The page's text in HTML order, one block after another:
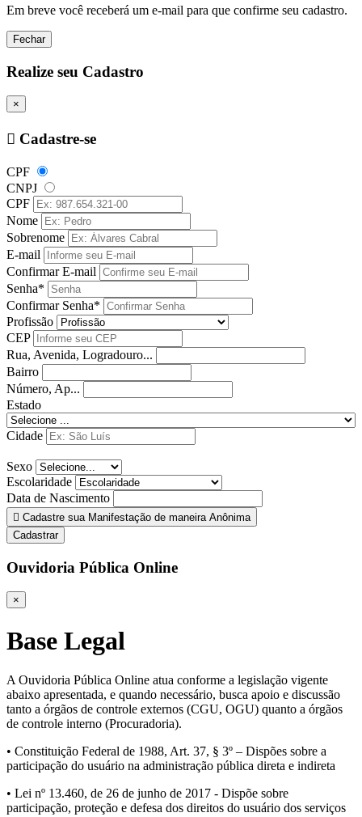
Em breve você receberá um e-mail para que confirme seu cadastro.
Fechar
Realize seu Cadastro
×
Cadastre-se
CPF
CNPJ
CPF
Nome
Sobrenome
E-mail
Confirmar E-mail
Senha*
Confirmar Senha*
Profissão
CEP
Rua, Avenida, Logradouro...
Bairro
Número, Ap...
Estado
Cidade
Sexo
Escolaridade
Data de Nascimento
Cadastre sua Manifestação de maneira Anônima
Cadastrar
Ouvidoria Pública Online
×
Base Legal
A Ouvidoria Pública Online atua conforme a legislação vigente
abaixo apresentada, e quando necessário, busca apoio e discussão
tanto a órgãos de controle externos (CGU, OGU) quanto a órgãos
de controle interno (Procuradoria).
• Constituição Federal de 1988, Art. 37, § 3º – Dispões sobre a
participação do usuário na administração pública direta e indireta
• Lei nº 13.460, de 26 de junho de 2017 - Dispõe sobre
participação, proteção e defesa dos direitos do usuário dos serviços